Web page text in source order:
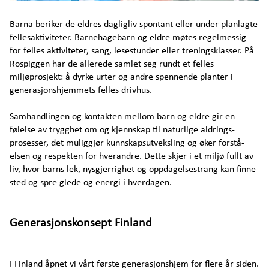
Barna beriker de eldres dagligliv spontant eller under planlagte
fellesaktiviteter. Barnehagebarn og eldre møtes regelmessig
for felles aktiviteter, sang, lesestunder eller treningsklasser. På
Rospiggen har de allerede samlet seg rundt et felles
miljøprosjekt: å dyrke urter og andre spennende planter i
genera­sjonshjemmets felles drivhus.
Samhandlingen og kontakten mellom barn og eldre gir en
følelse av trygghet om og kjennskap til naturlige aldrings­
prosesser, det muliggjør kunnskapsutveksling og øker forstå­
elsen og respekten for hverandre. Dette skjer i et miljø fullt av
liv, hvor barns lek, nysgjerrighet og oppdagelsestrang kan finne
sted og spre glede og energi i hverdagen.
Generasjonskonsept Finland
I Finland åpnet vi vårt første generasjonshjem for flere år siden.